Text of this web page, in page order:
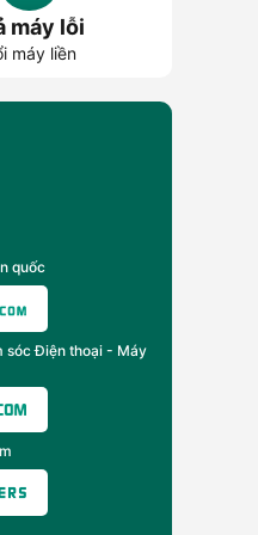
máy lỗi
máy liền
quốc
sóc Điện thoại - Máy